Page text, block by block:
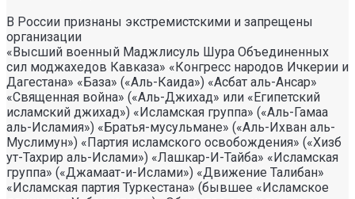
В России признаны экстремистскими и запрещены
организации
«Высший военный Маджлисуль Шура Объединенных
сил моджахедов Кавказа» «Конгресс народов Ичкерии и
Дагестана» «База» («Аль-Каида») «Асбат аль-Ансар»
«Священная война» («Аль-Джихад» или «Египетский
исламский джихад») «Исламская группа» («Аль-Гамаа
аль-Исламия») «Братья-мусульмане» («Аль-Ихван аль-
Муслимун») «Партия исламского освобождения» («Хизб
ут-Тахрир аль-Ислами») «Лашкар-И-Тайба» «Исламская
группа» («Джамаат-и-Ислами») «Движение Талибан»
«Исламская партия Туркестана» (бывшее «Исламское